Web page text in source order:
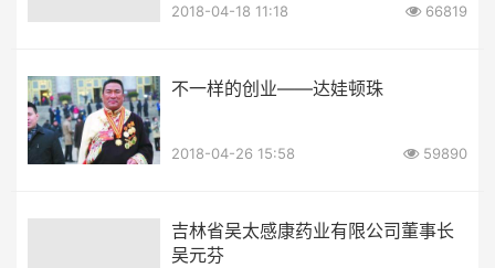
2018-04-18 11:18 66819
不一样的创业——达娃顿珠
2018-04-26 15:58 59890
吉林省吴太感康药业有限公司董事长
吴元芬